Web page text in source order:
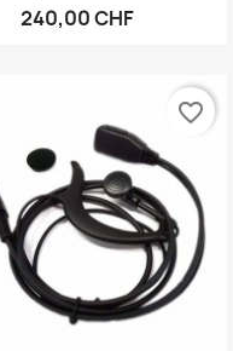
240,00 CHF
favorite_border